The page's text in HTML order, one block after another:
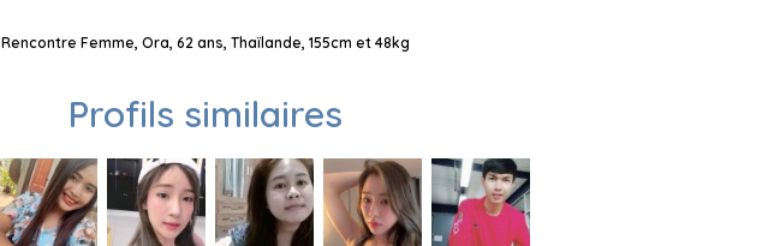
Rencontre Femme, Ora, 62 ans, Thaïlande, 155cm et 48kg
Profils similaires